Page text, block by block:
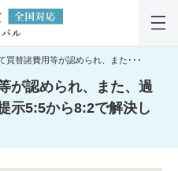
買替諸費用等が認められ、また･･･
が認められ、また、過
示5:5から8:2で解決し